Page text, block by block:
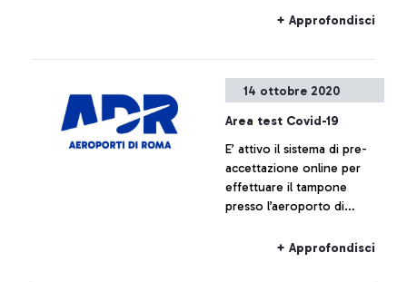
archeologico di Ostia
Eco School di Fiumicino e
Maccarese S.p.A., che
della cittadinanza verso la
salvaguardia e la cura del
territorio.
+ Approfondisci
14 ottobre 2020
Area test Covid-19
E’ attivo il sistema di pre-
accettazione online per
effettuare il tampone
presso l’aeroporto di
tutti i passeggeri in arrivo
+ Approfondisci